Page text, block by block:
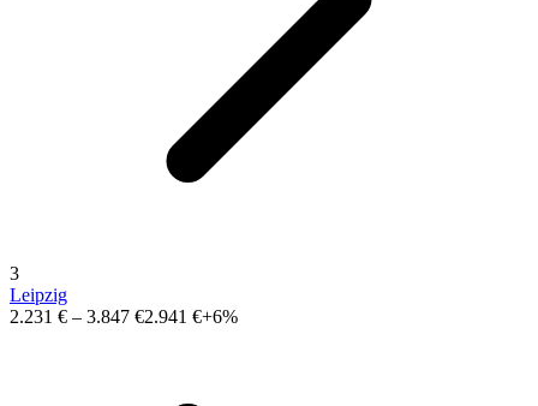
3
Leipzig
2.231 € – 3.847 €2.941 €+6%